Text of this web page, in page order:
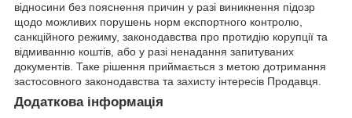
відносини без пояснення причин у разі виникнення підозр
щодо можливих порушень норм експортного контролю,
санкційного режиму, законодавства про протидію корупції та
відмиванню коштів, або у разі ненадання запитуваних
документів. Таке рішення приймається з метою дотримання
застосовного законодавства та захисту інтересів Продавця.
Додаткова інформація